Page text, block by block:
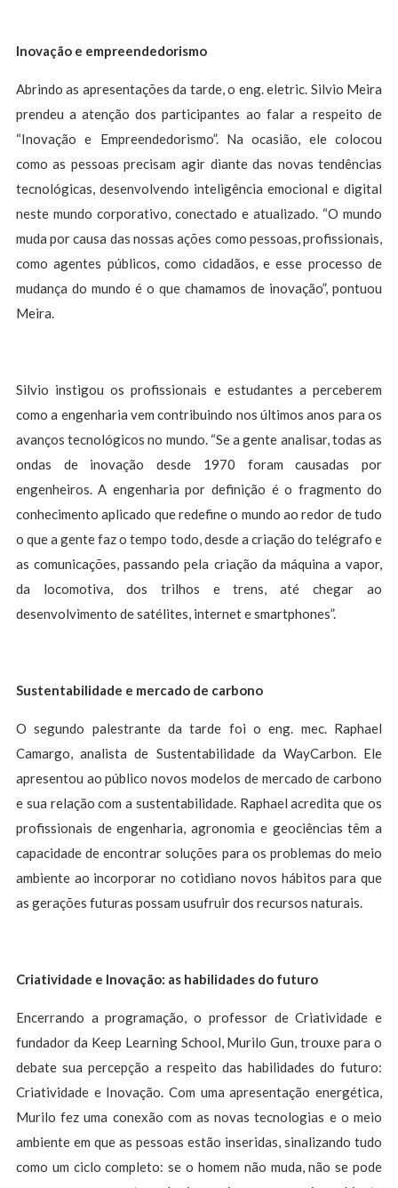
Inovação e empreendedorismo
Abrindo as apresentações da tarde, o eng. eletric. Silvio Meira
prendeu a atenção dos participantes ao falar a respeito de
“Inovação e Empreendedorismo”. Na ocasião, ele colocou
como as pessoas precisam agir diante das novas tendências
tecnológicas, desenvolvendo inteligência emocional e digital
neste mundo corporativo, conectado e atualizado. “O mundo
muda por causa das nossas ações como pessoas, profissionais,
como agentes públicos, como cidadãos, e esse processo de
mudança do mundo é o que chamamos de inovação”, pontuou
Meira.
Silvio instigou os profissionais e estudantes a perceberem
como a engenharia vem contribuindo nos últimos anos para os
avanços tecnológicos no mundo. “Se a gente analisar, todas as
ondas de inovação desde 1970 foram causadas por
engenheiros. A engenharia por definição é o fragmento do
conhecimento aplicado que redefine o mundo ao redor de tudo
o que a gente faz o tempo todo, desde a criação do telégrafo e
as comunicações, passando pela criação da máquina a vapor,
da locomotiva, dos trilhos e trens, até chegar ao
desenvolvimento de satélites, internet e smartphones”.
Sustentabilidade e mercado de carbono
O segundo palestrante da tarde foi o eng. mec. Raphael
Camargo, analista de Sustentabilidade da WayCarbon. Ele
apresentou ao público novos modelos de mercado de carbono
e sua relação com a sustentabilidade. Raphael acredita que os
profissionais de engenharia, agronomia e geociências têm a
capacidade de encontrar soluções para os problemas do meio
ambiente ao incorporar no cotidiano novos hábitos para que
as gerações futuras possam usufruir dos recursos naturais.
Criatividade e Inovação: as habilidades do futuro
Encerrando a programação, o professor de Criatividade e
fundador da Keep Learning School, Murilo Gun, trouxe para o
debate sua percepção a respeito das habilidades do futuro:
Criatividade e Inovação. Com uma apresentação energética,
Murilo fez uma conexão com as novas tecnologias e o meio
ambiente em que as pessoas estão inseridas, sinalizando tudo
como um ciclo completo: se o homem não muda, não se pode